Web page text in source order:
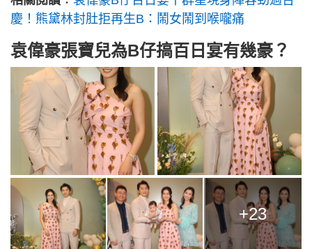
慶！熊黛林封肚拒再生B：鬧女鬧到喉嚨痛
袁偉豪張寶兒為B仔搞百日宴有幾豪？
+23